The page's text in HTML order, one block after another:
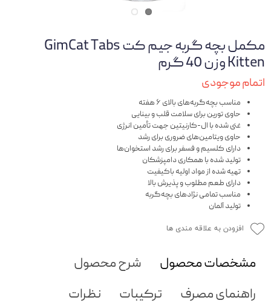
مکمل بچه گربه جیم کت GimCat Tabs
Kitten وزن 40 گرم
اتمام موجودی
مناسب بچه‌گربه‌های بالای ۶ هفته
حاوی تورین برای سلامت قلب و بینایی
غنی شده با ال-کارنیتین جهت تأمین انرژی
حاوی ویتامین‌های ضروری برای رشد
دارای کلسیم و فسفر برای رشد استخوان‌ها
تولید شده با همکاری دامپزشکان
تهیه شده از مواد اولیه باکیفیت
دارای طعم مطلوب و پذیرش بالا
مناسب تمامی نژادهای بچه‌گربه
تولید آلمان
افزودن به علاقه مندی ها
مشخصات محصول
شرح محصول
راهنمای مصرف
ترکیبات نظرات